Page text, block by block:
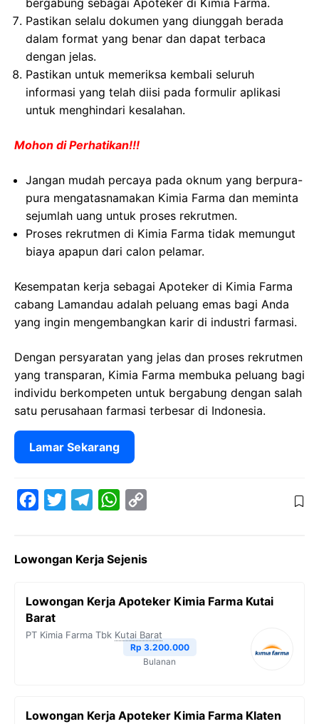
bergabung sebagai Apoteker di Kimia Farma.
Pastikan selalu dokumen yang diunggah berada
dalam format yang benar dan dapat terbaca
dengan jelas.
Pastikan untuk memeriksa kembali seluruh
informasi yang telah diisi pada formulir aplikasi
untuk menghindari kesalahan.
Mohon di Perhatikan!!!
Jangan mudah percaya pada oknum yang berpura-
pura mengatasnamakan Kimia Farma dan meminta
sejumlah uang untuk proses rekrutmen.
Proses rekrutmen di Kimia Farma tidak memungut
biaya apapun dari calon pelamar.
Kesempatan kerja sebagai Apoteker di Kimia Farma
cabang Lamandau adalah peluang emas bagi Anda
yang ingin mengembangkan karir di industri farmasi.
Dengan persyaratan yang jelas dan proses rekrutmen
yang transparan, Kimia Farma membuka peluang bagi
individu berkompeten untuk bergabung dengan salah
satu perusahaan farmasi terbesar di Indonesia.
Lamar Sekarang
e
o
o
t
e
r
e
r
a
W
t
A
p
y
i
k
Lowongan Kerja Sejenis
Lowongan Kerja Apoteker Kimia Farma Kutai
Barat
PT Kimia Farma Tbk Kutai Barat
Rp 3.200.000
Bulanan
Lowongan Kerja Apoteker Kimia Farma Klaten